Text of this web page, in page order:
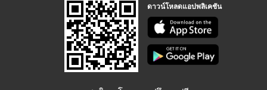
ดาวน์โหลดแอปพลิเคชัน